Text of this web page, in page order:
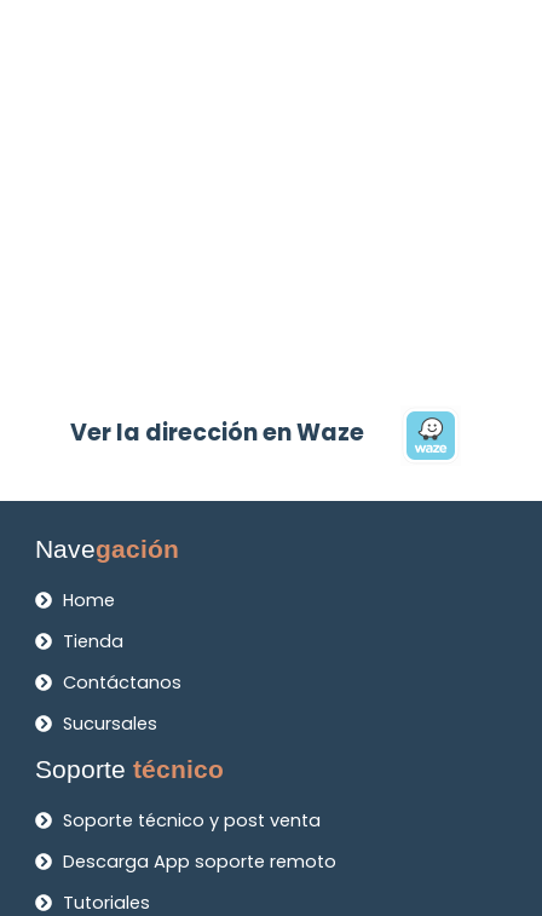
Ver la dirección en Waze
Navegación
Home
Tienda
Contáctanos
Sucursales
Soportetécnico
Soporte técnico y post venta
Descarga App soporte remoto
Tutoriales